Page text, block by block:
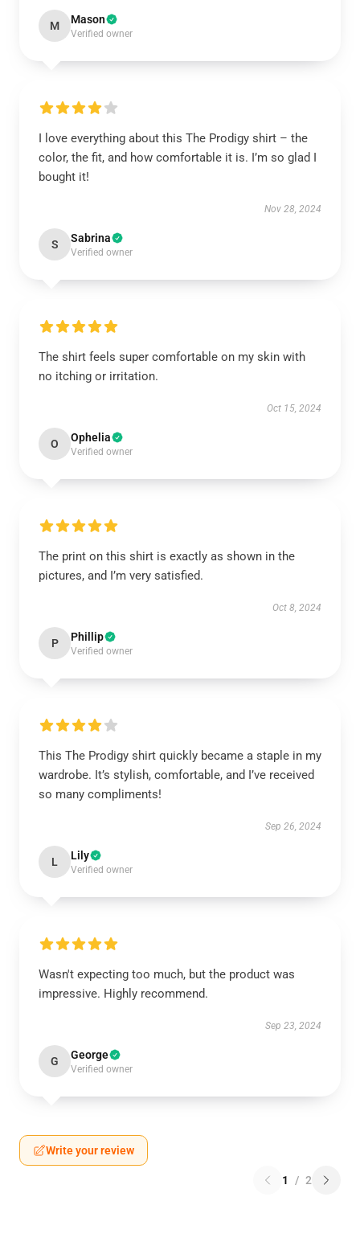
M Mason
Verified owner
I love everything about this The Prodigy shirt – the
color, the fit, and how comfortable it is. I’m so glad I
bought it!
Nov 28, 2024
S Sabrina
Verified owner
The shirt feels super comfortable on my skin with
no itching or irritation.
Oct 15, 2024
O Ophelia
Verified owner
The print on this shirt is exactly as shown in the
pictures, and I’m very satisfied.
Oct 8, 2024
P Phillip
Verified owner
This The Prodigy shirt quickly became a staple in my
wardrobe. It’s stylish, comfortable, and I’ve received
so many compliments!
Sep 26, 2024
L Lily
Verified owner
Wasn't expecting too much, but the product was
impressive. Highly recommend.
Sep 23, 2024
G George
Verified owner
Write your review
1 / 2